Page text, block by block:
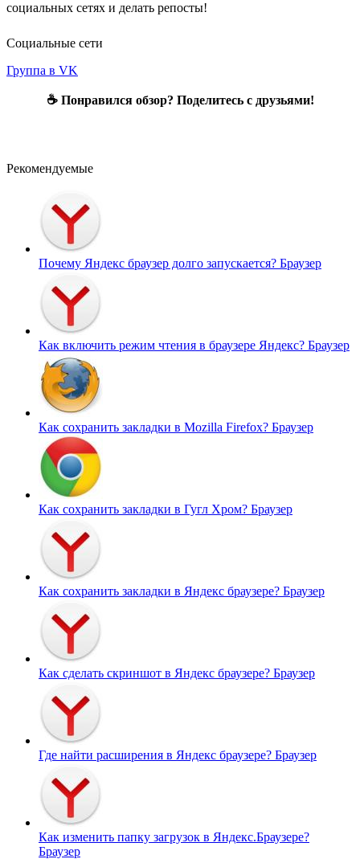
социальных сетях и делать репосты!
Социальные сети
Группа в VK
☕ Понравился обзор? Поделитесь с друзьями!
Рекомендуемые
Почему Яндекс браузер долго запускается? Браузер
Как включить режим чтения в браузере Яндекс? Браузер
Как сохранить закладки в Mozilla Firefox? Браузер
Как сохранить закладки в Гугл Хром? Браузер
Как сохранить закладки в Яндекс браузере? Браузер
Как сделать скриншот в Яндекс браузере? Браузер
Где найти расширения в Яндекс браузере? Браузер
Как изменить папку загрузок в Яндекс.Браузере?
Браузер